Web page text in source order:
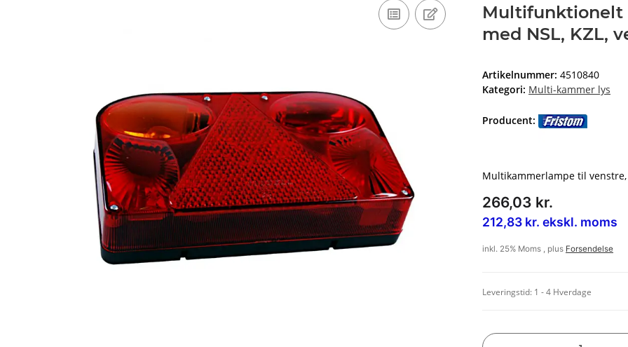
Multifunktionelt
med NSL, KZL,
Artikelnummer: 4510840
Kategori: Multi-kammer lys
Producent:
Multikammerlampe til
266,03 kr.
212,83 kr. ekskl. moms
inkl. 25% Moms , plus Forsendelse
Leveringstid: 1 - 4 Hverdage